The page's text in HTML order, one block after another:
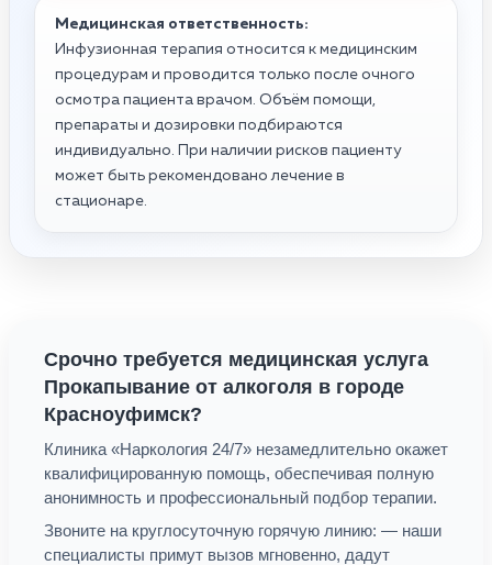
Медицинская ответственность:
Инфузионная терапия относится к медицинским
процедурам и проводится только после очного
осмотра пациента врачом. Объём помощи,
препараты и дозировки подбираются
индивидуально. При наличии рисков пациенту
может быть рекомендовано лечение в
стационаре.
Срочно требуется медицинская услуга
Прокапывание от алкоголя в городе
Красноуфимск?
Клиника «Наркология 24/7» незамедлительно окажет
квалифицированную помощь, обеспечивая полную
анонимность и профессиональный подбор терапии.
Звоните на круглосуточную горячую линию: — наши
специалисты примут вызов мгновенно, дадут